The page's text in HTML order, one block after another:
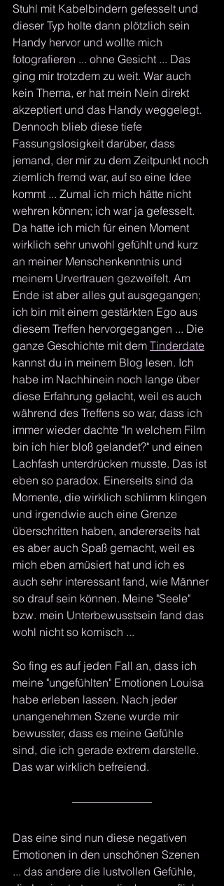
Stuhl mit Kabelbindern gefesselt und
dieser Typ holte dann plötzlich sein
Handy hervor und wollte mich
fotografieren ... ohne Gesicht ... Das
ging mir trotzdem zu weit. War auch
kein Thema, er hat mein Nein direkt
akzeptiert und das Handy weggelegt.
Dennoch blieb diese tiefe
Fassungslosigkeit darüber, dass
jemand, der mir zu dem Zeitpunkt noch
ziemlich fremd war, auf so eine Idee
kommt ... Zumal ich mich hätte nicht
wehren können; ich war ja gefesselt.
Da hatte ich mich für einen Moment
wirklich sehr unwohl gefühlt und kurz
an meiner Menschenkenntnis und
meinem Urvertrauen gezweifelt. Am
Ende ist aber alles gut ausgegangen;
ich bin mit einem gestärkten Ego aus
diesem Treffen hervorgegangen ... Die
ganze Geschichte mit dem Tinderdate
kannst du in meinem Blog lesen. Ich
habe im Nachhinein noch lange über
diese Erfahrung gelacht, weil es auch
während des Treffens so war, dass ich
immer wieder dachte "In welchem Film
bin ich hier bloß gelandet?" und einen
Lachfash unterdrücken musste. Das ist
eben so paradox. Einerseits sind da
Momente, die wirklich schlimm klingen
und irgendwie auch eine Grenze
überschritten haben, andererseits hat
es aber auch Spaß gemacht, weil es
mich eben amüsiert hat und ich es
auch sehr interessant fand, wie Männer
so drauf sein können. Meine "Seele"
bzw. mein Unterbewusstsein fand das
wohl nicht so komisch ...
So fing es auf jeden Fall an, dass ich
meine "ungefühlten" Emotionen Louisa
habe erleben lassen. Nach jeder
unangenehmen Szene wurde mir
bewusster, dass es meine Gefühle
sind, die ich gerade extrem darstelle.
Das war wirklich befreiend.
Das eine sind nun diese negativen
Emotionen in den unschönen Szenen
... das andere die lustvollen Gefühle,